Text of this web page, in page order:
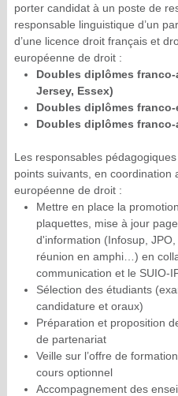
porter candidat à un poste de
responsable linguistique d’un
d’une licence droit français et
européenne de droit :
Doubles diplômes
Jersey, Essex)
Doubles diplômes
Doubles diplômes
Les responsables
points suivants, en coordination
européenne de droit :
Mettre en place la
plaquettes, mise à jour
d'information (Infosup,
réunion en amphi…) en
communication et le SUIO-
Sélection des étudiants
candidature et oraux)
Préparation et proposition
de partenariat
Veille sur l’offre de
cours optionnel
Accompagnement des